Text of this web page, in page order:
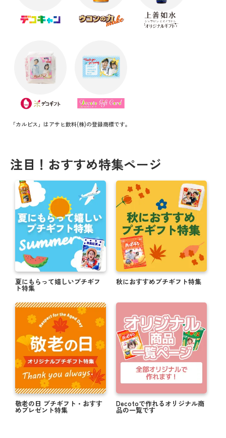
「カルピス」はアサヒ飲料(株)の登録商標です。
注目！おすすめ特集ページ
夏にもらって嬉しいプチギフ
ト特集
秋におすすめプチギフト特集
敬老の日 プチギフト・おすす
めプレゼント特集
Decotoで作れるオリジナル商
品の一覧です